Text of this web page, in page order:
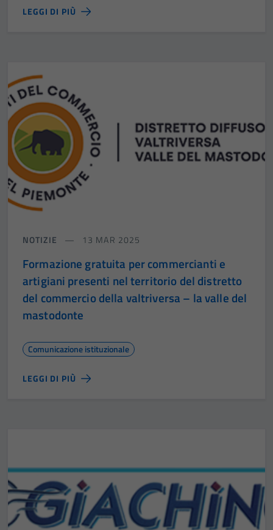
LEGGI DI PIÙ
NOTIZIE 13 MAR 2025
Formazione gratuita per commercianti e
artigiani presenti nel territorio del distretto
del commercio della valtriversa – la valle del
mastodonte
Comunicazione istituzionale
LEGGI DI PIÙ